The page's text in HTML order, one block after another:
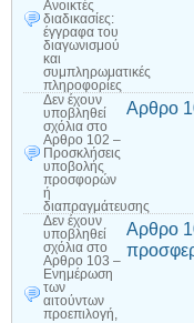
Ανοικτές
διαδικασίες:
έγγραφα του
διαγωνισμού
και
συμπληρωματικές
πληροφορίες
Δεν έχουν
υποβληθεί
σχόλια στο
Αρθρο 102 –
Προσκλήσεις
υποβολής
προσφορών
ή
διαπραγμάτευσης
Αρθρο
Δεν έχουν
υποβληθεί
σχόλια στο
Αρθρο 103 –
Ενημέρωση
των
αιτούντων
προεπιλογή,
Αρθρο